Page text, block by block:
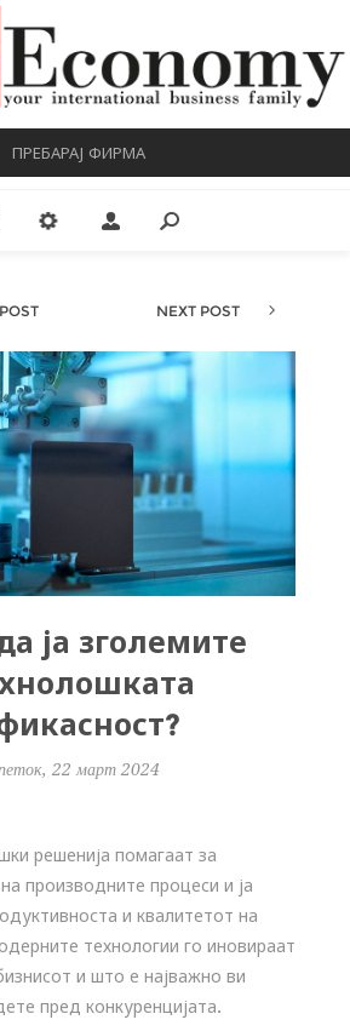
ПРЕБАРАЈ ФИРМА
NEXT POST
ја зголемите
22 март 2024
решенија помагаат за
производните процеси и ја
и квалитетот на
технологии го иновираат
и што е најважно ви
пред конкуренцијата.